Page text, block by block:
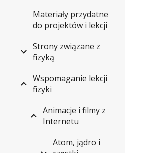
Materiały przydatne
do projektów i lekcji
Strony związane z
fizyką
Wspomaganie lekcji
fizyki
Animacje i filmy z
Internetu
Atom, jądro i